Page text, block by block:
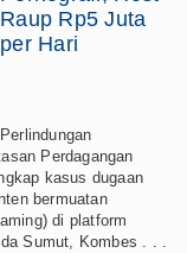
Raup Rp5 Juta
per Hari
Perdagangan
kasus dugaan
bermuatan
di platform
Sumut, Kombes . . .